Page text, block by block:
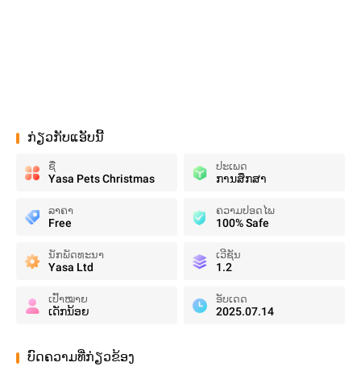
ກ່ຽວກັບແອັບນີ້
ຊື່
Yasa Pets Christmas
ປະເພດ
ການສຶກສາ
ລາຄາ
Free
ຄວາມປອດໄພ
100% Safe
ນັກພັດທະນາ
Yasa Ltd
ເວີຊັນ
1.2
ເປົ້າໝາຍ
ເດັກນ້ອຍ
ອັບເດດ
2025.07.14
ບົດຄວາມທີ່ກ່ຽວຂ້ອງ